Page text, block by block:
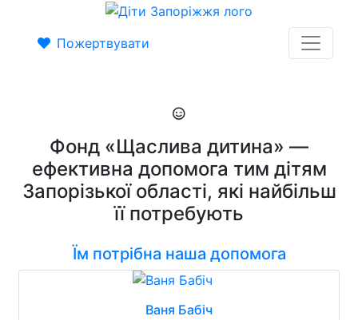
Пожертвувати
Фонд «Щаслива дитина» —
ефективна допомога тим дітям
Запорізької області, які найбільш
її потребують
Їм потрібна наша допомога
Ваня Бабіч